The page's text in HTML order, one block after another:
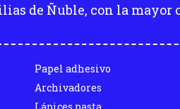
de Ñuble, con la
Papel adhesivo
Archivadores